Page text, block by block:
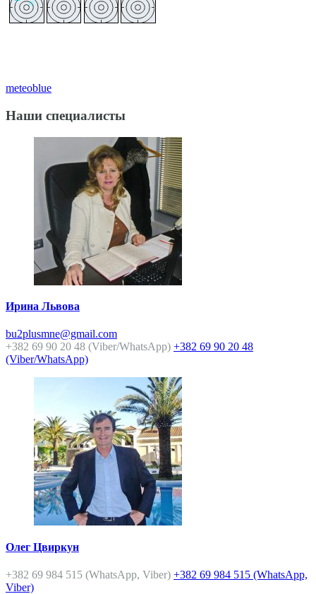
meteoblue
Наши специалисты
Ирина Львова
bu2plusmne@gmail.com
+382 69 90 20 48 (Viber/WhatsApp) +382 69 90 20 48
(Viber/WhatsApp)
Олег Цвиркун
+382 69 984 515 (WhatsApp, Viber) +382 69 984 515 (WhatsApp,
Viber)